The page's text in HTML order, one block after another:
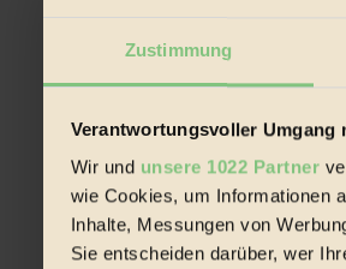
Zustimmung
Verantwortungsvoller Umgang
Wir und unsere 1022 Partner
wie Cookies, um Informationen
Inhalte, Messungen von
Sie entscheiden darüber, wer